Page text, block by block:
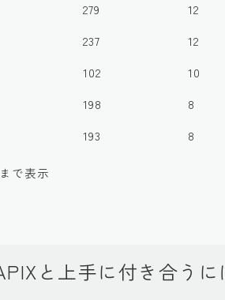
279 12
237 12
102 10
198 8
193 8
で表示
と上手に付き合う